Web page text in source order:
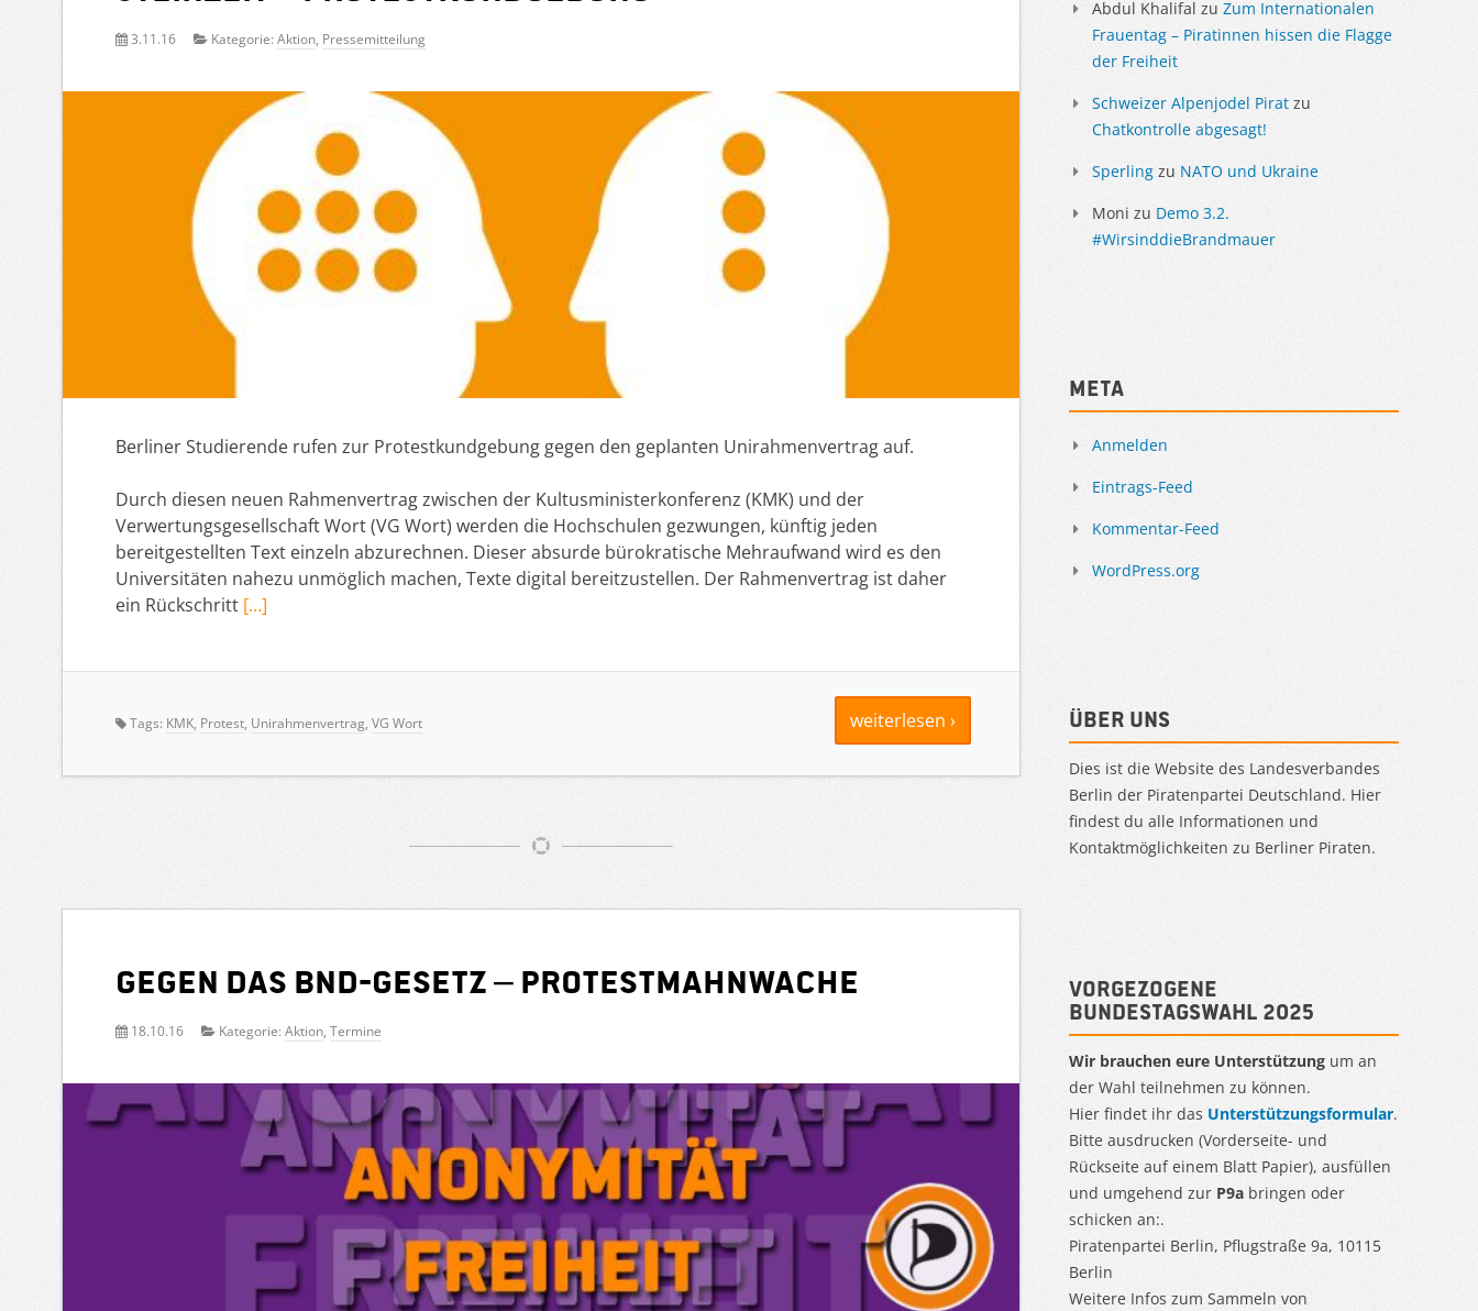
3.11.16 Kategorie: Aktion, Pressemitteilung
Berliner Studierende rufen zur Protestkundgebung gegen den geplanten Unirahmenvertrag auf.
Durch diesen neuen Rahmenvertrag zwischen der Kultusministerkonferenz (KMK) und der
Verwertungsgesellschaft Wort (VG Wort) werden die Hochschulen gezwungen, künftig jeden
bereitgestellten Text einzeln abzurechnen. Dieser absurde bürokratische Mehraufwand wird es den
Universitäten nahezu unmöglich machen, Texte digital bereitzustellen. Der Rahmenvertrag ist daher
ein Rückschritt […]
weiterlesen ›
Tags: KMK, Protest, Unirahmenvertrag, VG Wort
Gegen das BND-Gesetz – Protestmahnwache
18.10.16 Kategorie: Aktion, Termine
Abdul Khalifal zu Zum Internationalen
Frauentag – Piratinnen hissen die Flagge
der Freiheit
Schweizer Alpenjodel Pirat zu
Chatkontrolle abgesagt!
Sperling zu NATO und Ukraine
Moni zu Demo 3.2.
#WirsinddieBrandmauer
Meta
Anmelden
Eintrags-Feed
Kommentar-Feed
WordPress.org
Über uns
Dies ist die Website des Landesverbandes
Berlin der Piratenpartei Deutschland. Hier
findest du alle Informationen und
Kontaktmöglichkeiten zu Berliner Piraten.
Vorgezogene
Bundestagswahl 2025
Wir brauchen eure Unterstützung um an
der Wahl teilnehmen zu können.
Hier findet ihr das Unterstützungsformular.
Bitte ausdrucken (Vorderseite- und
Rückseite auf einem Blatt Papier), ausfüllen
und umgehend zur P9a bringen oder
schicken an:.
Piratenpartei Berlin, Pflugstraße 9a, 10115
Berlin
Weitere Infos zum Sammeln von